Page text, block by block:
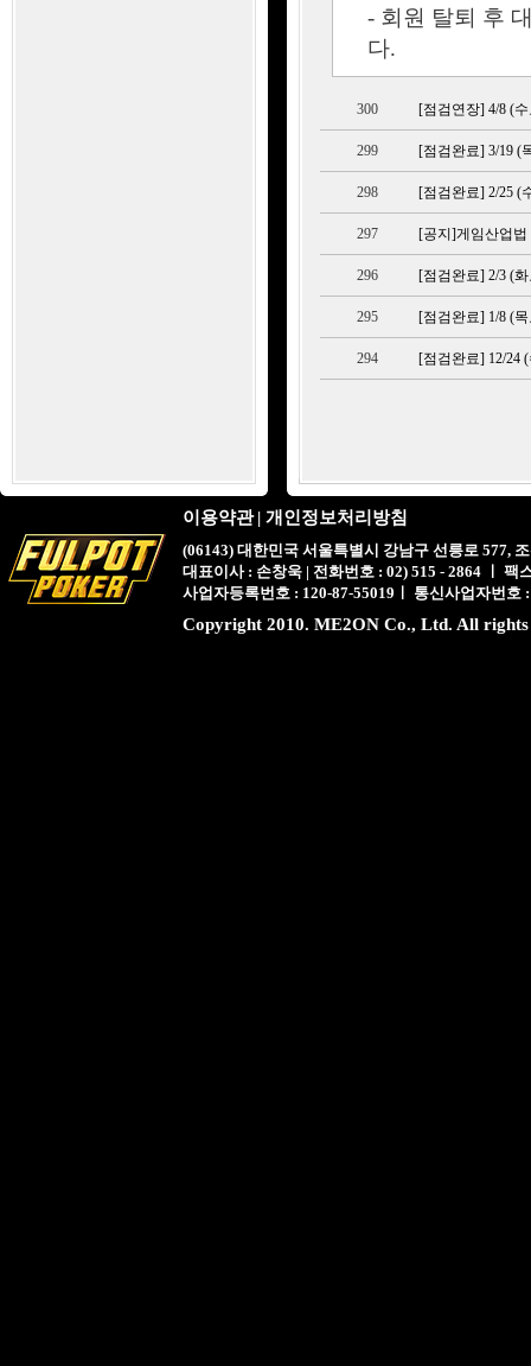
- 회원 탈퇴 후
다.
300 [점검연장] 4/8 (
299 [점검완료] 3/19 (
298 [점검완료] 2/25 (
297 [공지]게임산업
296 [점검완료] 2/3 (
295 [점검완료] 1/8 (
294 [점검완료] 12/24
이용약관 | 개인정보처리방침
(06143) 대한민국 서울특별시 강남구 선릉로 577,
대표이사 : 손창욱 | 전화번호 : 02) 515 - 2864 ㅣ 팩
사업자등록번호 : 120-87-55019ㅣ 통신사업자번호
Copyright 2010. ME2ON Co., Ltd. All rights